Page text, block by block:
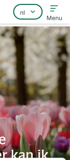
Menu
kan ik